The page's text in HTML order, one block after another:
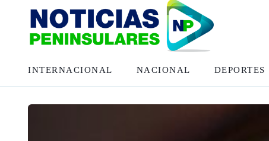
INTERNACIONAL NACIONAL DEPORTES